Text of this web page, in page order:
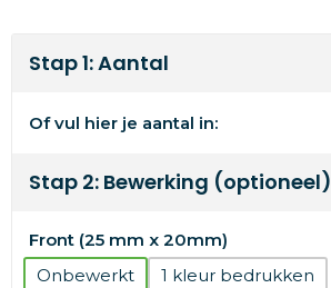
Stap 1: Aantal
Of vul hier je aantal in:
Stap 2: Bewerking (optioneel)
Front (25 mm x 20mm)
Onbewerkt
1